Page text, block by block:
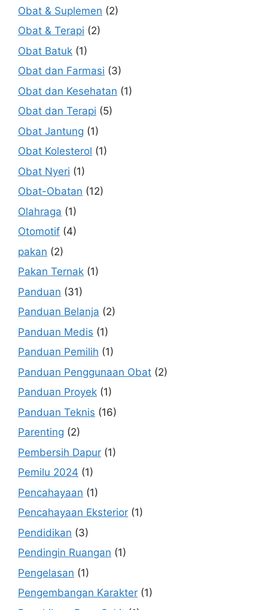
Obat & Suplemen (2)
Obat & Terapi (2)
Obat Batuk (1)
Obat dan Farmasi (3)
Obat dan Kesehatan (1)
Obat dan Terapi (5)
Obat Jantung (1)
Obat Kolesterol (1)
Obat Nyeri (1)
Obat-Obatan (12)
Olahraga (1)
Otomotif (4)
pakan (2)
Pakan Ternak (1)
Panduan (31)
Panduan Belanja (2)
Panduan Medis (1)
Panduan Pemilih (1)
Panduan Penggunaan Obat (2)
Panduan Proyek (1)
Panduan Teknis (16)
Parenting (2)
Pembersih Dapur (1)
Pemilu 2024 (1)
Pencahayaan (1)
Pencahayaan Eksterior (1)
Pendidikan (3)
Pendingin Ruangan (1)
Pengelasan (1)
Pengembangan Karakter (1)